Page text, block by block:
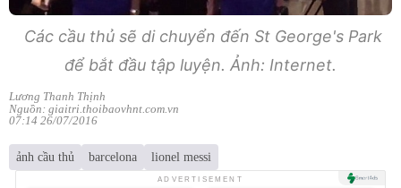
Các cầu thủ sẽ di chuyển đến St George's Park
để bắt đầu tập luyện. Ảnh: Internet.
Lương Thanh Thịnh
Nguồn: giaitri.thoibaovhnt.com.vn
07:14 26/07/2016
ảnh cầu thủ barcelona lionel messi
ADVERTISEMENT